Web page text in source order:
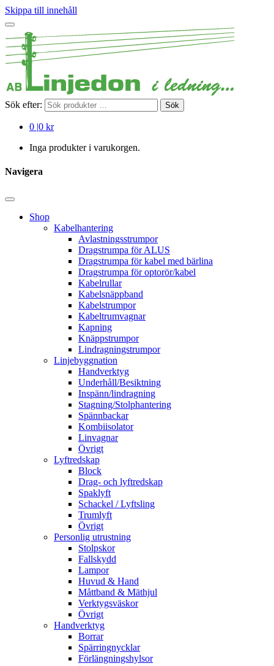
Skippa till innehåll
Sök efter: Sök
0 |0 kr
Inga produkter i varukorgen.
Navigera
Shop
Kabelhantering
Avlastningsstrumpor
Dragstrumpa för ALUS
Dragstrumpa för kabel med bärlina
Dragstrumpa för optorör/kabel
Kabelrullar
Kabelsnäppband
Kabelstrumpor
Kabeltrumvagnar
Kapning
Knäppstrumpor
Lindragningstrumpor
Linjebyggnation
Handverktyg
Underhåll/Besiktning
Inspänn/lindragning
Stagning/Stolphantering
Spännbackar
Kombiisolator
Linvagnar
Övrigt
Lyftredskap
Block
Drag- och lyftredskap
Spaklyft
Schackel / Lyftsling
Trumlyft
Övrigt
Personlig utrustning
Stolpskor
Fallskydd
Lampor
Huvud & Hand
Måttband & Mäthjul
Verktygsväskor
Övrigt
Handverktyg
Borrar
Spärringnycklar
Förlängningshylsor